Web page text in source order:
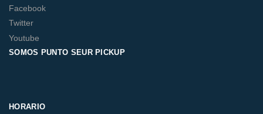
Facebook
Twitter
Youtube
SOMOS PUNTO SEUR PICKUP
HORARIO